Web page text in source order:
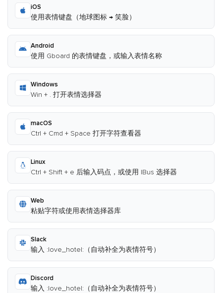
iOS
使用表情键盘（地球图标 → 笑脸）
Android
使用 Gboard 的表情键盘，或输入表情名称
Windows
Win + . 打开表情选择器
macOS
Ctrl + Cmd + Space 打开字符查看器
Linux
Ctrl + Shift + e 后输入码点，或使用 IBus 选择器
Web
粘贴字符或使用表情选择器库
Slack
输入 :love_hotel:（自动补全为表情符号）
Discord
输入 :love_hotel:（自动补全为表情符号）